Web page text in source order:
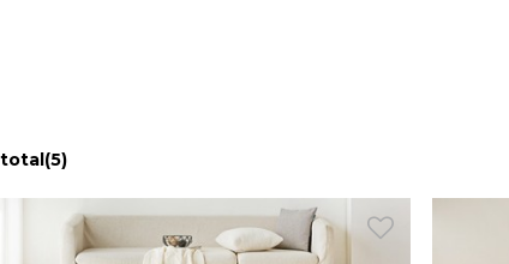
total(5)